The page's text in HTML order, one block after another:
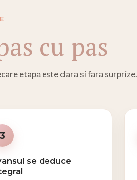
cu pas
etapă este clară și fără surprize.
3
se deduce